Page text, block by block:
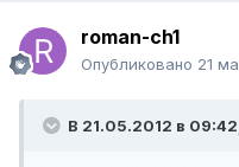
roman-ch1
Опубликовано 21
В 21.05.2012 в